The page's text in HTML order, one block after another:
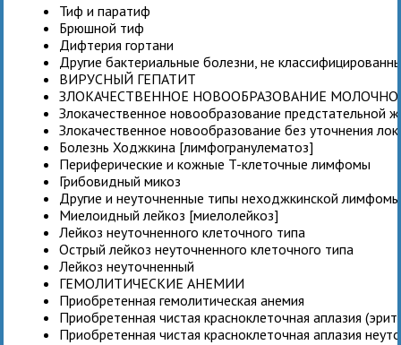
Тиф и паратиф
Брюшной тиф
Дифтерия гортани
Другие бактериальные болезни, не
ВИРУСНЫЙ ГЕПАТИТ
ЗЛОКАЧЕСТВЕННОЕ НОВООБРАЗОВАНИЕ
Злокачественное новообразование предстательной
Злокачественное новообразование без уточнения
Болезнь Ходжкина [лимфогранулематоз]
Периферические и кожные T-клеточные лимфомы
Грибовидный микоз
Другие и неуточненные типы неходжкинской лимфомы
Миелоидный лейкоз [миелолейкоз]
Лейкоз неуточненного клеточного типа
Острый лейкоз неуточненного клеточного типа
Лейкоз неуточненный
ГЕМОЛИТИЧЕСКИЕ АНЕМИИ
Приобретенная гемолитическая анемия
Приобретенная чистая красноклеточная аплазия
Приобретенная чистая красноклеточная аплазия